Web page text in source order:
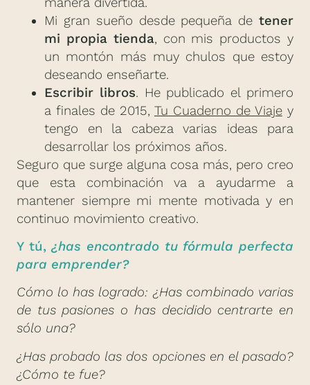
Mi gran sueño desde pequeña de tener
mi propia tienda, con mis productos y
un montón más muy chulos que estoy
deseando enseñarte.
Escribir libros. He publicado el primero
a finales de 2015, Tu Cuaderno de Viaje y
tengo en la cabeza varias ideas para
desarrollar los próximos años.
Seguro que surge alguna cosa más, pero creo
que esta combinación va a ayudarme a
mantener siempre mi mente motivada y en
continuo movimiento creativo.
Y tú,¿has encontrado tu fórmula perfecta
para emprender?
Cómo lo has logrado: ¿Has combinado varias
de tus pasiones o has decidido centrarte en
sólo una?
¿Has probado las dos opciones en el pasado?
¿Cómo te fue?